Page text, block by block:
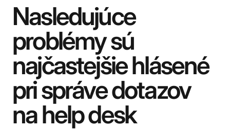
Nasledujúce
problémy sú
najčastejšie hlásené
pri správe dotazov
na help desk